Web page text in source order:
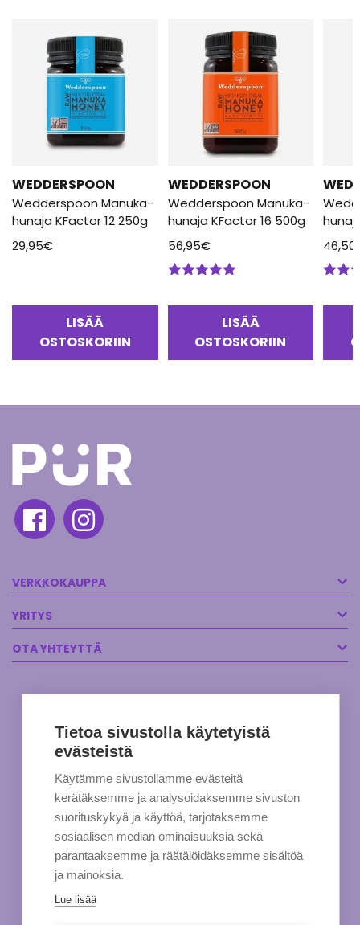
WEDDERSPOON
Wedderspoon Manuka-
hunaja KFactor 12 250g
29,95€
LISÄÄ
OSTOSKORIIN
WEDDERSPOON
Wedderspoon Manuka-
hunaja KFactor 16 500g
56,95€
LISÄÄ
OSTOSKORIIN
46,50
VERKKOKAUPPA
YRITYS
OTA YHTEYTTÄ
Tietoa sivustolla käytetyistä
evästeistä
Käytämme sivustollamme evästeitä
kerätäksemme ja analysoidaksemme sivuston
suorituskykyä ja käyttöä, tarjotaksemme
sosiaalisen median ominaisuuksia sekä
parantaaksemme ja räätälöidäksemme sisältöä
ja mainoksia.
Lue lisää